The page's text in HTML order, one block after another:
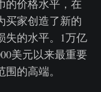
的价格水平，在
买家创造了新的
失的水平。1万亿
美元以来最重要
的高端。